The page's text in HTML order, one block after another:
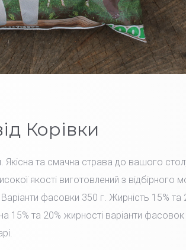
Корівки
Якісна та смачна страва до вашого
якості виготовлений з відбірного
фасовки 350 г. Жирність 15% та
15% та 20% жирності варіанти фасовок